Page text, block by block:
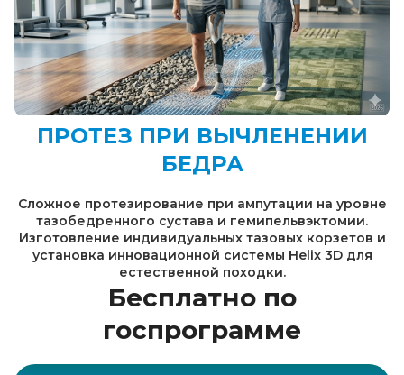
ПРОТЕЗ ПРИ ВЫЧЛЕНЕНИИ
БЕДРА
Сложное протезирование при ампутации на уровне
тазобедренного сустава и гемипельвэктомии.
Изготовление индивидуальных тазовых корзетов и
установка инновационной системы Helix 3D для
естественной походки.
Бесплатно по
госпрограмме